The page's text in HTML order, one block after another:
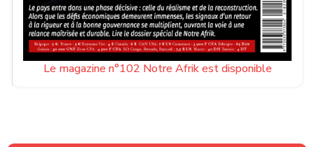
Le magazine n°102 Notre Afrik est disponible